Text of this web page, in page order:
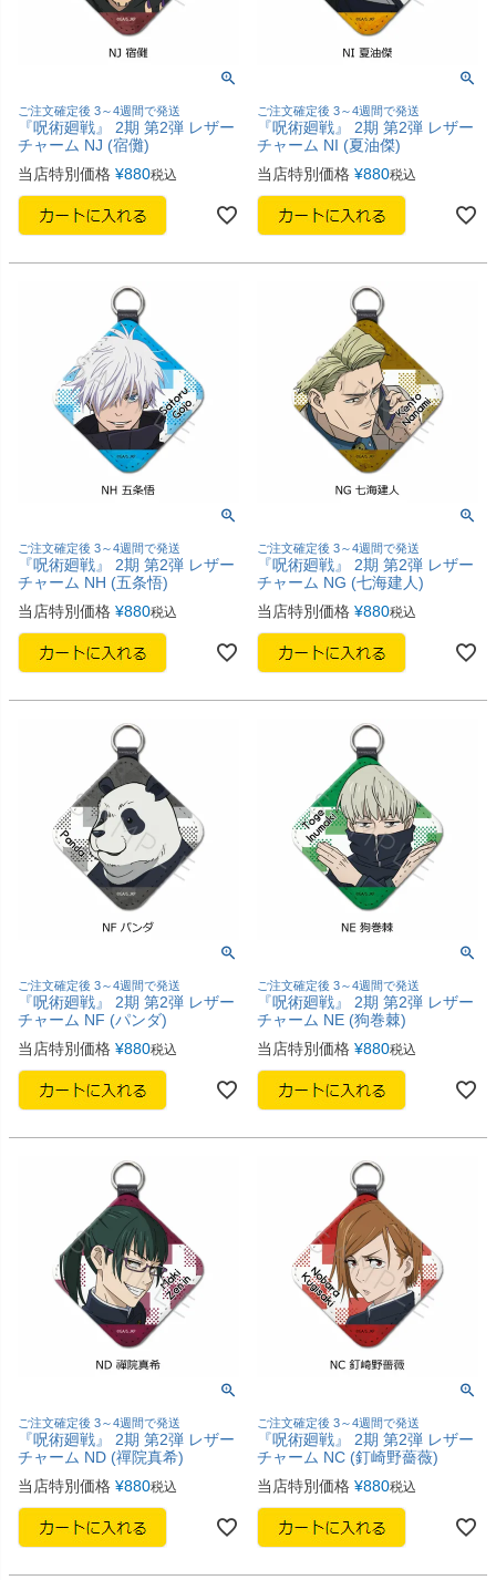
ご注文確定後 3～4週間で発送
『呪術廻戦』 2期 第2弾 レザー
チャーム NJ (宿儺)
当店特別価格 ¥880税込
ご注文確定後 3～4週間で発送
『呪術廻戦』 2期 第2弾 レザー
チャーム NI (夏油傑)
当店特別価格 ¥880税込
ご注文確定後 3～4週間で発送
『呪術廻戦』 2期 第2弾 レザー
チャーム NH (五条悟)
当店特別価格 ¥880税込
ご注文確定後 3～4週間で発送
『呪術廻戦』 2期 第2弾 レザー
チャーム NG (七海建人)
当店特別価格 ¥880税込
ご注文確定後 3～4週間で発送
『呪術廻戦』 2期 第2弾 レザー
チャーム NF (パンダ)
当店特別価格 ¥880税込
ご注文確定後 3～4週間で発送
『呪術廻戦』 2期 第2弾 レザー
チャーム NE (狗巻棘)
当店特別価格 ¥880税込
ご注文確定後 3～4週間で発送
『呪術廻戦』 2期 第2弾 レザー
チャーム ND (禪院真希)
当店特別価格 ¥880税込
ご注文確定後 3～4週間で発送
『呪術廻戦』 2期 第2弾 レザー
チャーム NC (釘崎野薔薇)
当店特別価格 ¥880税込